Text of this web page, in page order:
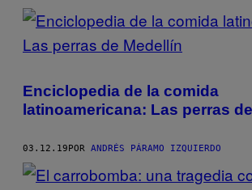
Enciclopedia de la comida
latinoamericana: Las perras
03.12.19POR ANDRÉS PÁRAMO IZQUIERDO